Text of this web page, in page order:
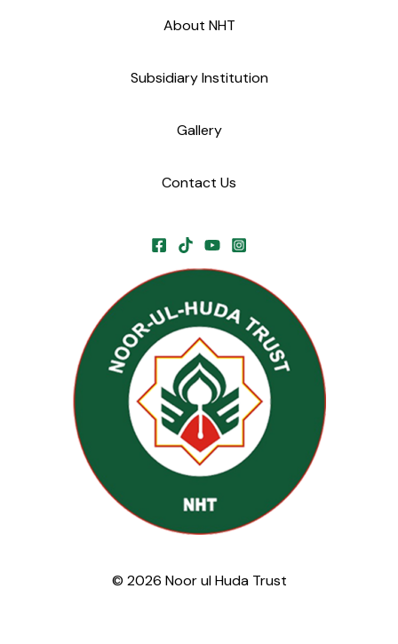
About NHT
Subsidiary Institution
Gallery
Contact Us
© 2026 Noor ul Huda Trust